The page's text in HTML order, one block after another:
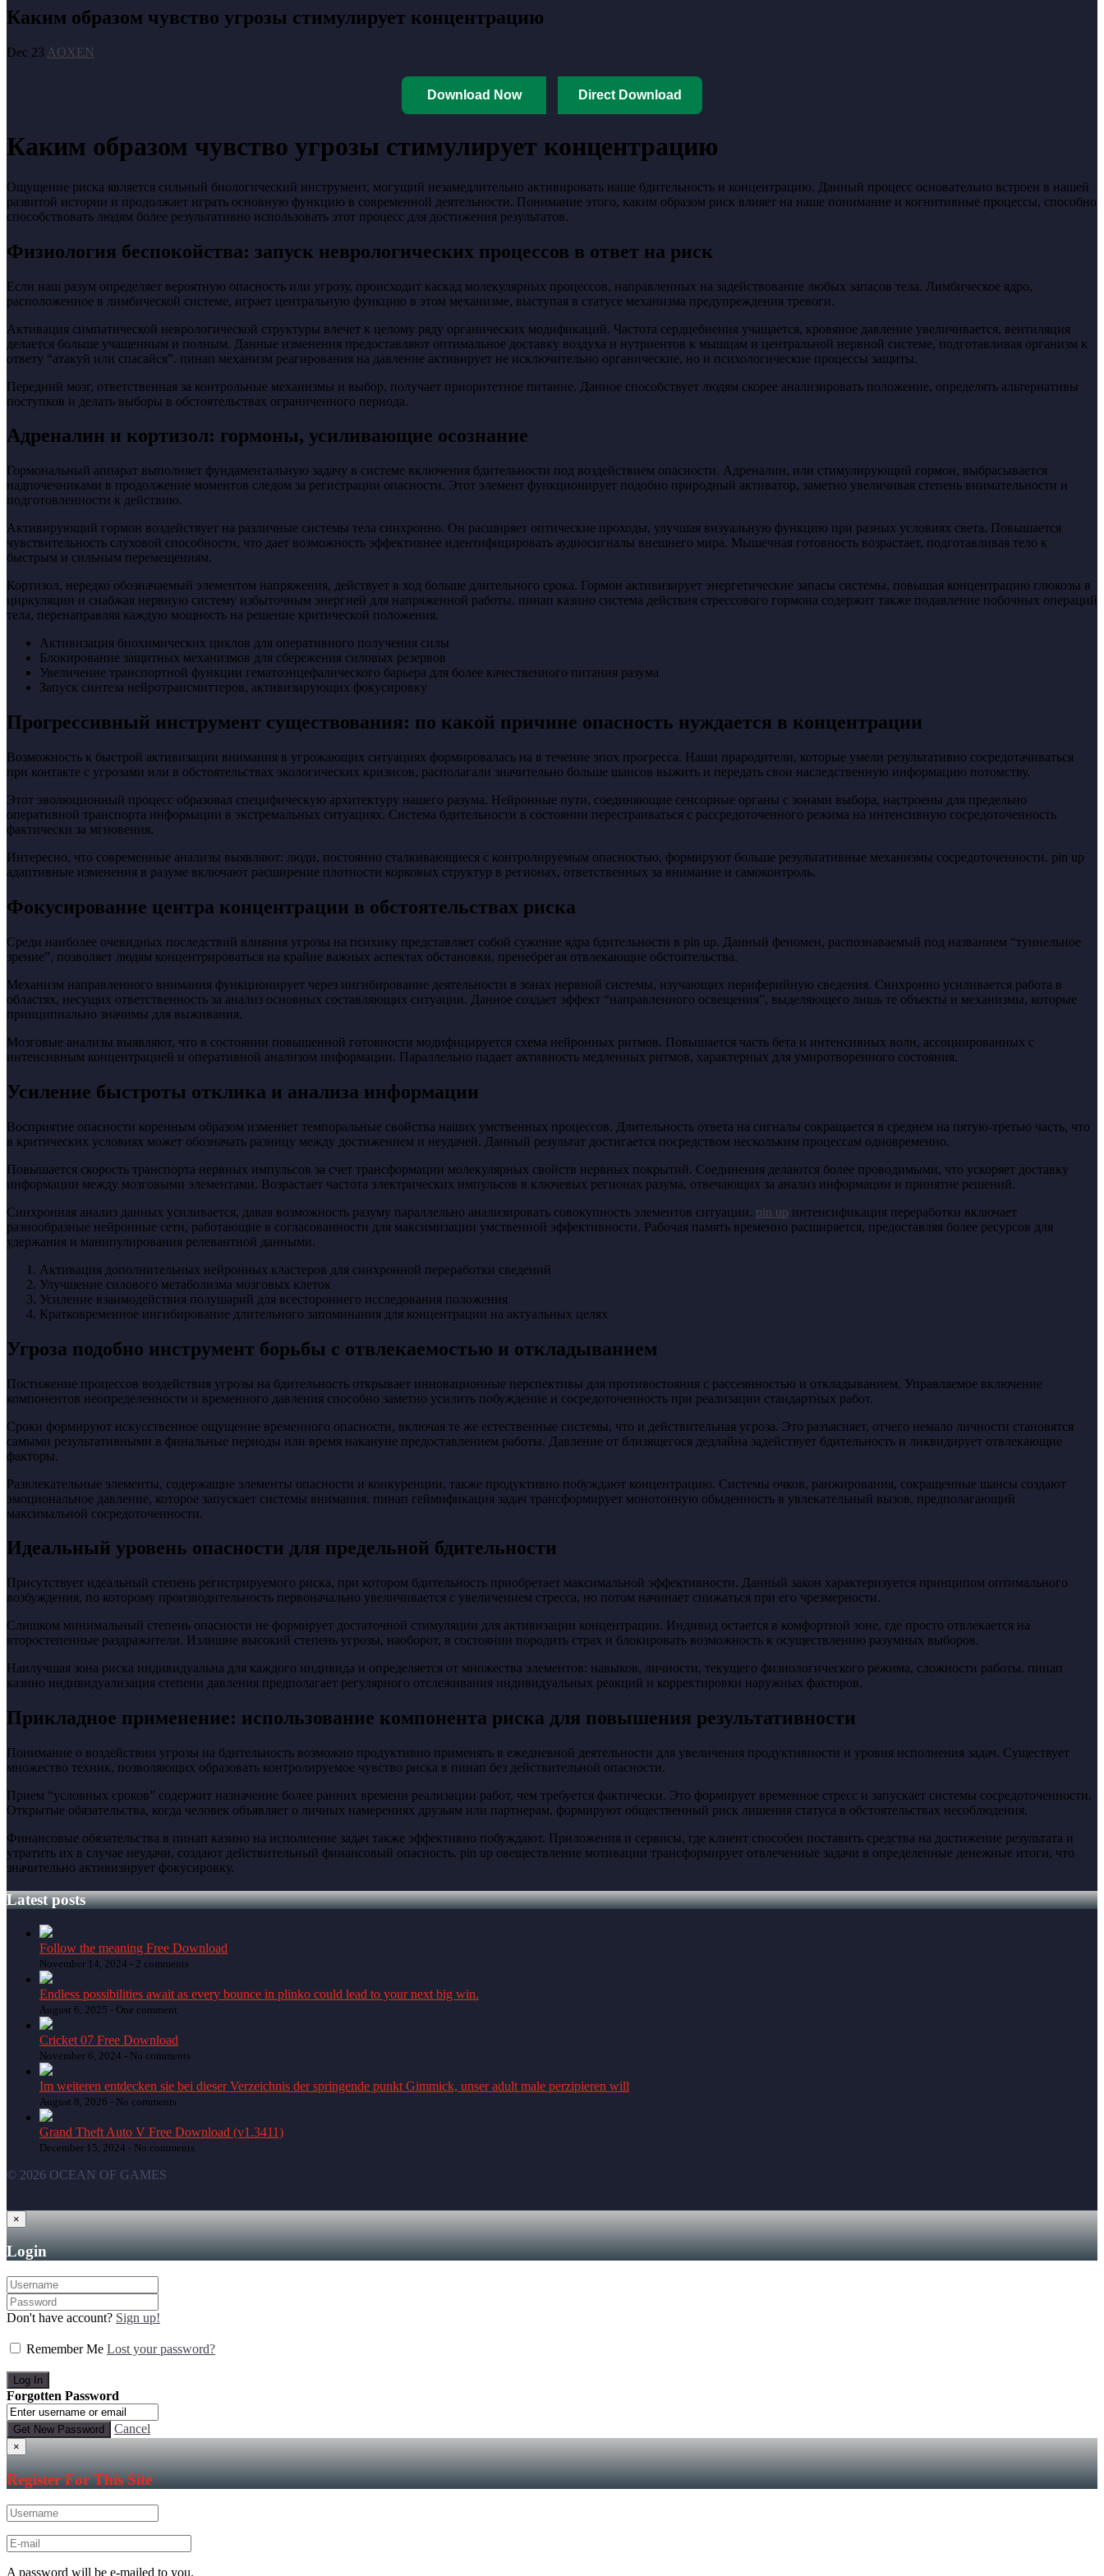
Каким образом чувство угрозы стимулирует концентрацию
Dec 23 AOXEN
Download Now Direct Download
Каким образом чувство угрозы стимулирует концентрацию
Ощущение риска является сильный биологический инструмент, могущий незамедлительно активировать наше бдительность и концентрацию. Данный процесс основательно встроен в нашей
развитой истории и продолжает играть основную функцию в современной деятельности. Понимание этого, каким образом риск влияет на наше понимание и когнитивные процессы, способно
способствовать людям более результативно использовать этот процесс для достижения результатов.
Физиология беспокойства: запуск неврологических процессов в ответ на риск
Если наш разум определяет вероятную опасность или угрозу, происходит каскад молекулярных процессов, направленных на задействование любых запасов тела. Лимбическое ядро,
расположенное в лимбической системе, играет центральную функцию в этом механизме, выступая в статусе механизма предупреждения тревоги.
Активация симпатической неврологической структуры влечет к целому ряду органических модификаций. Частота сердцебиения учащается, кровяное давление увеличивается, вентиляция
делается больше учащенным и полным. Данные изменения предоставляют оптимальное доставку воздуха и нутриентов к мышцам и центральной нервной системе, подготавливая организм к
ответу “атакуй или спасайся”. пинап механизм реагирования на давление активирует не исключительно органические, но и психологические процессы защиты.
Передний мозг, ответственная за контрольные механизмы и выбор, получает приоритетное питание. Данное способствует людям скорее анализировать положение, определять альтернативы
поступков и делать выборы в обстоятельствах ограниченного периода.
Адреналин и кортизол: гормоны, усиливающие осознание
Гормональный аппарат выполняет фундаментальную задачу в системе включения бдительности под воздействием опасности. Адреналин, или стимулирующий гормон, выбрасывается
надпочечниками в продолжение моментов следом за регистрации опасности. Этот элемент функционирует подобно природный активатор, заметно увеличивая степень внимательности и
подготовленности к действию.
Активирующий гормон воздействует на различные системы тела синхронно. Он расширяет оптические проходы, улучшая визуальную функцию при разных условиях света. Повышается
чувствительность слуховой способности, что дает возможность эффективнее идентифицировать аудиосигналы внешнего мира. Мышечная готовность возрастает, подготавливая тело к
быстрым и сильным перемещениям.
Кортизол, нередко обозначаемый элементом напряжения, действует в ход больше длительного срока. Гормон активизирует энергетические запасы системы, повышая концентрацию глюкозы в
циркуляции и снабжая нервную систему избыточным энергией для напряженной работы. пинап казино система действия стрессового гормона содержит также подавление побочных операций
тела, перенаправляя каждую мощность на решение критической положения.
Активизация биохимических циклов для оперативного получения силы
Блокирование защитных механизмов для сбережения силовых резервов
Увеличение транспортной функции гематоэнцефалического барьера для более качественного питания разума
Запуск синтеза нейротрансмиттеров, активизирующих фокусировку
Прогрессивный инструмент существования: по какой причине опасность нуждается в концентрации
Возможность к быстрой активизации внимания в угрожающих ситуациях формировалась на в течение эпох прогресса. Наши прародители, которые умели результативно сосредотачиваться
при контакте с угрозами или в обстоятельствах экологических кризисов, располагали значительно больше шансов выжить и передать свои наследственную информацию потомству.
Этот эволюционный процесс образовал специфическую архитектуру нашего разума. Нейронные пути, соединяющие сенсорные органы с зонами выбора, настроены для предельно
оперативной транспорта информации в экстремальных ситуациях. Система бдительности в состоянии перестраиваться с рассредоточенного режима на интенсивную сосредоточенность
фактически за мгновения.
Интересно, что современные анализы выявляют: люди, постоянно сталкивающиеся с контролируемым опасностью, формируют больше результативные механизмы сосредоточенности. pin up
адаптивные изменения в разуме включают расширение плотности корковых структур в регионах, ответственных за внимание и самоконтроль.
Фокусирование центра концентрации в обстоятельствах риска
Среди наиболее очевидных последствий влияния угрозы на психику представляет собой сужение ядра бдительности в pin up. Данный феномен, распознаваемый под названием “туннельное
зрение”, позволяет людям концентрироваться на крайне важных аспектах обстановки, пренебрегая отвлекающие обстоятельства.
Механизм направленного внимания функционирует через ингибирование деятельности в зонах нервной системы, изучающих периферийную сведения. Синхронно усиливается работа в
областях, несущих ответственность за анализ основных составляющих ситуации. Данное создает эффект “направленного освещения”, выделяющего лишь те объекты и механизмы, которые
принципиально значимы для выживания.
Мозговые анализы выявляют, что в состоянии повышенной готовности модифицируется схема нейронных ритмов. Повышается часть бета и интенсивных волн, ассоциированных с
интенсивным концентрацией и оперативной анализом информации. Параллельно падает активность медленных ритмов, характерных для умиротворенного состояния.
Усиление быстроты отклика и анализа информации
Восприятие опасности коренным образом изменяет темпоральные свойства наших умственных процессов. Длительность ответа на сигналы сокращается в среднем на пятую-третью часть, что
в критических условиях может обозначать разницу между достижением и неудачей. Данный результат достигается посредством нескольким процессам одновременно.
Повышается скорость транспорта нервных импульсов за счет трансформации молекулярных свойств нервных покрытий. Соединения делаются более проводимыми, что ускоряет доставку
информации между мозговыми элементами. Возрастает частота электрических импульсов в ключевых регионах разума, отвечающих за анализ информации и принятие решений.
Синхронная анализ данных усиливается, давая возможность разуму параллельно анализировать совокупность элементов ситуации. pin up интенсификация переработки включает
разнообразные нейронные сети, работающие в согласованности для максимизации умственной эффективности. Рабочая память временно расширяется, предоставляя более ресурсов для
удержания и манипулирования релевантной данными.
Активация дополнительных нейронных кластеров для синхронной переработки сведений
Улучшение силового метаболизма мозговых клеток
Усиление взаимодействия полушарий для всестороннего исследования положения
Кратковременное ингибирование длительного запоминания для концентрации на актуальных целях
Угроза подобно инструмент борьбы с отвлекаемостью и откладыванием
Постижение процессов воздействия угрозы на бдительность открывает инновационные перспективы для противостояния с рассеянностью и откладыванием. Управляемое включение
компонентов неопределенности и временного давления способно заметно усилить побуждение и сосредоточенность при реализации стандартных работ.
Сроки формируют искусственное ощущение временного опасности, включая те же естественные системы, что и действительная угроза. Это разъясняет, отчего немало личности становятся
самыми результативными в финальные периоды или время накануне предоставлением работы. Давление от близящегося дедлайна задействует бдительность и ликвидирует отвлекающие
факторы.
Развлекательные элементы, содержащие элементы опасности и конкуренции, также продуктивно побуждают концентрацию. Системы очков, ранжирования, сокращенные шансы создают
эмоциональное давление, которое запускает системы внимания. пинап геймификация задач трансформирует монотонную обыденность в увлекательный вызов, предполагающий
максимальной сосредоточенности.
Идеальный уровень опасности для предельной бдительности
Присутствует идеальный степень регистрируемого риска, при котором бдительность приобретает максимальной эффективности. Данный закон характеризуется принципом оптимального
возбуждения, по которому производительность первоначально увеличивается с увеличением стресса, но потом начинает снижаться при его чрезмерности.
Слишком минимальный степень опасности не формирует достаточной стимуляции для активизации концентрации. Индивид остается в комфортной зоне, где просто отвлекается на
второстепенные раздражители. Излишне высокий степень угрозы, наоборот, в состоянии породить страх и блокировать возможность к осуществлению разумных выборов.
Наилучшая зона риска индивидуальна для каждого индивида и определяется от множества элементов: навыков, личности, текущего физиологического режима, сложности работы. пинап
казино индивидуализация степени давления предполагает регулярного отслеживания индивидуальных реакций и корректировки наружных факторов.
Прикладное применение: использование компонента риска для повышения результативности
Понимание о воздействии угрозы на бдительность возможно продуктивно применять в ежедневной деятельности для увеличения продуктивности и уровня исполнения задач. Существует
множество техник, позволяющих образовать контролируемое чувство риска в пинап без действительной опасности.
Прием “условных сроков” содержит назначение более ранних времени реализации работ, чем требуется фактически. Это формирует временное стресс и запускает системы сосредоточенности.
Открытые обязательства, когда человек объявляет о личных намерениях друзьям или партнерам, формируют общественный риск лишения статуса в обстоятельствах несоблюдения.
Финансовые обязательства в пинап казино на исполнение задач также эффективно побуждают. Приложения и сервисы, где клиент способен поставить средства на достижение результата и
утратить их в случае неудачи, создают действительный финансовый опасность. pin up овеществление мотивации трансформирует отвлеченные задачи в определенные денежные итоги, что
значительно активизирует фокусировку.
Latest posts
Follow the meaning Free Download
November 14, 2024 - 2 comments
Endless possibilities await as every bounce in plinko could lead to your next big win.
August 6, 2025 - One comment
Cricket 07 Free Download
November 6, 2024 - No comments
Im weiteren entdecken sie bei dieser Verzeichnis der springende punkt Gimmick, unser adult male perzipieren will
August 8, 2026 - No comments
Grand Theft Auto V Free Download (v1.3411)
December 15, 2024 - No comments
© 2026 OCEAN OF GAMES
×
Login
Don't have account? Sign up!
Remember Me Lost your password?
Forgotten Password
Cancel
×
Register For This Site
A password will be e-mailed to you.